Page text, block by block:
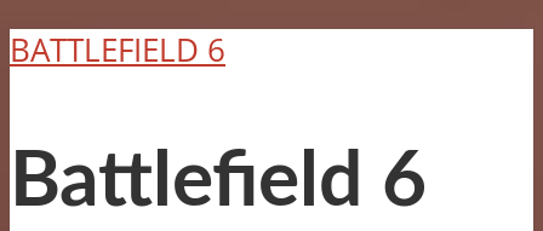
BATTLEFIELD 6
Battlefield 6